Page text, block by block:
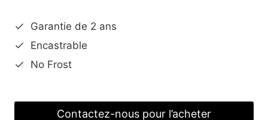
Garantie de 2 ans
Encastrable
No Frost
Contactez-nous pour l’acheter